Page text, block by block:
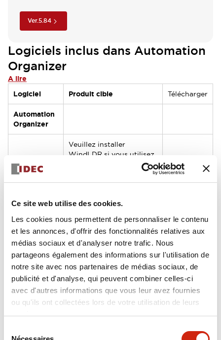
Ce site web utilise des cookies.
Les cookies nous permettent de personnaliser le contenu
et les annonces, d'offrir des fonctionnalités relatives aux
médias sociaux et d'analyser notre trafic. Nous
partageons également des informations sur l'utilisation de
notre site avec nos partenaires de médias sociaux, de
publicité et d'analyse, qui peuvent combiner celles-ci
avec d'autres informations que vous leur avez fournies
ou qu'ils ont collectées lors de votre utilisation de leurs
services.
Ver.5.84
Logiciels inclus dans Automation
Organizer
A lire
Logiciel
Produit cible Télécharger
Automation
Organizer
WindLDR
Veuillez installer
WindLDR si vous utilisez
SmartAXIS FT1A Pro/Lite
FC3A/FC4A/FC5A/FC6A.
-
WindO/I-
NV4
Veuillez installer
WindO/I-NV4 si vous
utilisez les interfaces
opérateur Smart AXIS
FT1J / FT2J, WindO/I
HG1J / HG2J,
HG5G/4G/3G/2G-V,
HG4G/3G, HG2G-5F/-5T,
HG1G/1P.
-